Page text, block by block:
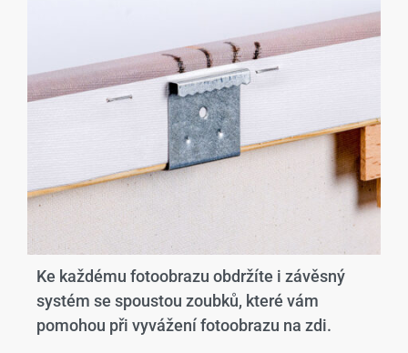
Ke každému fotoobrazu obdržíte i závěsný
systém se spoustou zoubků, které vám
pomohou při vyvážení fotoobrazu na zdi.